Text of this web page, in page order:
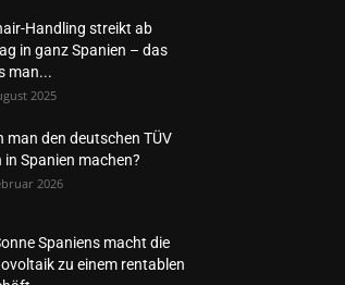
Handling streikt ab
in ganz Spanien – das
man...
2025
man den deutschen TÜV
in Spanien machen?
2026
Spaniens macht die
zu einem rentablen